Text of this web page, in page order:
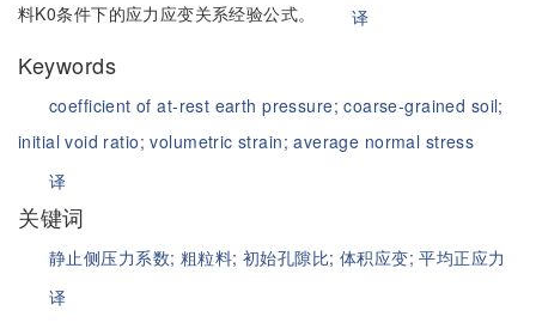
料K0条件下的应力应变关系经验公式。
译
Keywords
coefficient of at-rest earth pressure;coarse-grained soil;
initial void ratio;volumetric strain;average normal stress
译
关键词
静止侧压力系数; 粗粒料; 初始孔隙比; 体积应变;平均正应力
译